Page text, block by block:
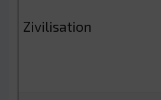
Zivilisation